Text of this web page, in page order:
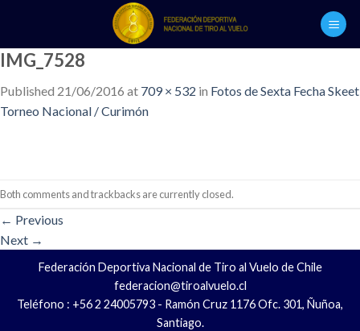
content
IMG_7528
Published 21/06/2016 at 709 × 532 in Fotos de Sexta Fecha Skeet
Torneo Nacional / Curimón
Both comments and trackbacks are currently closed.
← Previous
Next →
Federación Deportiva Nacional de Tiro al Vuelo de Chile
federacion@tiroalvuelo.cl
Teléfono : +56 2 24005793 - Ramón Cruz 1176 Ofc. 301, Ñuñoa,
Santiago.